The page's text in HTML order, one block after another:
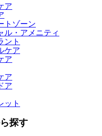
ア
トゾーン
ル・アメニティ
ント
ケア
ア
ア
ア
ット
探す